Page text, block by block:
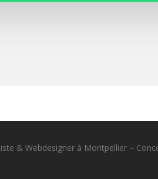
& Webdesigner à Montpellier –